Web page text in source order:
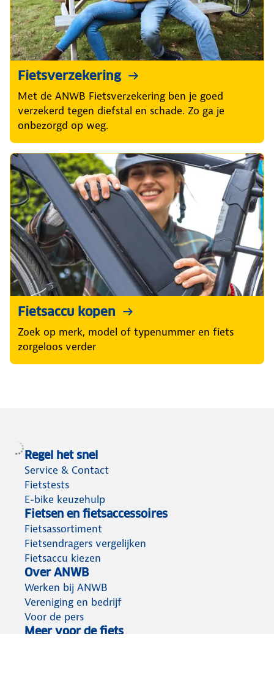
Fietsverzekering
Met de ANWB Fietsverzekering ben je goed
verzekerd tegen diefstal en schade. Zo ga je
onbezorgd op weg.
Fietsaccu kopen
Zoek op merk, model of typenummer en fiets
zorgeloos verder
Regel het snel
Service & Contact
Fietstests
E-bike keuzehulp
Fietsen en fietsaccessoires
Fietsassortiment
Fietsendragers vergelijken
Fietsaccu kiezen
Over ANWB
Werken bij ANWB
Vereniging en bedrijf
Voor de pers
Meer voor de fiets